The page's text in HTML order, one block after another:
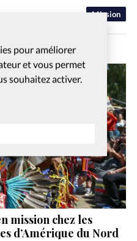
pour améliorer
et vous permet
souhaitez activer.
Mission
mission chez les
d’Amérique du Nord